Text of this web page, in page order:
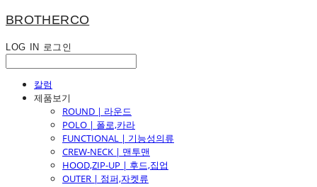
BROTHERCO
LOG IN 로그인
칼럼
제품보기
ROUND | 라운드
POLO | 폴로,카라
FUNCTIONAL | 기능성의류
CREW-NECK | 맨투맨
HOOD,ZIP-UP | 후드,집업
OUTER | 점퍼,자켓류